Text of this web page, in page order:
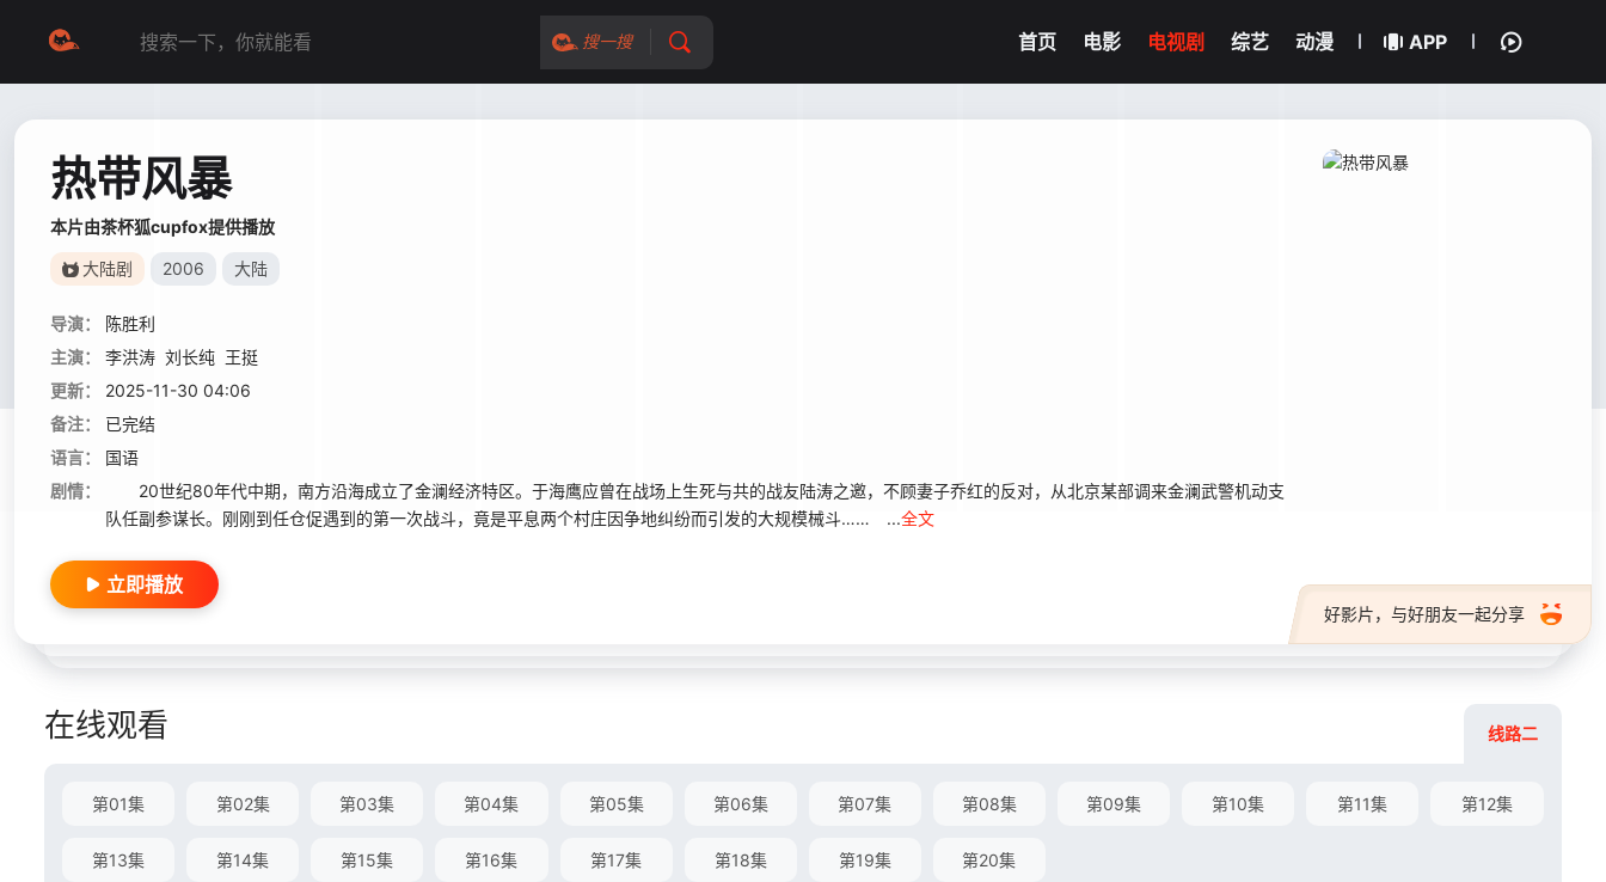
搜一搜 首页 电影 电视剧 综艺 动漫 APP
热带风暴
本片由茶杯狐cupfox提供播放
大陆剧 2006 大陆
导演：
陈胜利
主演：
李洪涛 刘长纯 王挺
更新：
2025-11-30 04:06
备注：
已完结
语言：
国语
剧情：
20世纪80年代中期，南方沿海成立了金澜经济特区。于海鹰应曾在战场上生死与共的战友陆涛之邀，不顾妻子乔红的反对，从北京某部调来金澜武警机动支
队任副参谋长。刚刚到任仓促遇到的第一次战斗，竟是平息两个村庄因争地纠纷而引发的大规模械斗…… ...全文
好影片，与好朋友一起分享
立即播放
在线观看 线路二
第01集 第02集 第03集 第04集 第05集 第06集 第07集 第08集 第09集 第10集 第11集 第12集
第13集 第14集 第15集 第16集 第17集 第18集 第19集 第20集